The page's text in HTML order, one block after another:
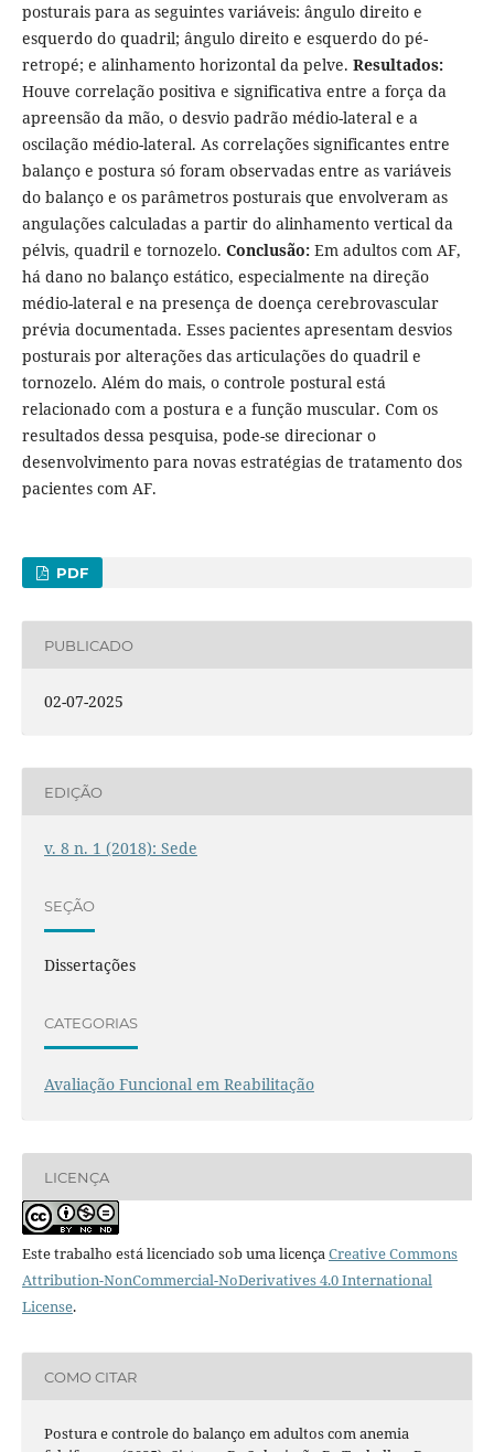
posturais para as seguintes variáveis: ângulo direito e
esquerdo do quadril; ângulo direito e esquerdo do pé-
retropé; e alinhamento horizontal da pelve. Resultados:
Houve correlação positiva e significativa entre a força da
apreensão da mão, o desvio padrão médio-lateral e a
oscilação médio-lateral. As correlações significantes entre
balanço e postura só foram observadas entre as variáveis
do balanço e os parâmetros posturais que envolveram as
angulações calculadas a partir do alinhamento vertical da
pélvis, quadril e tornozelo. Conclusão:Em adultos com AF,
há dano no balanço estático, especialmente na direção
médio-lateral e na presença de doença cerebrovascular
prévia documentada. Esses pacientes apresentam desvios
posturais por alterações das articulações do quadril e
tornozelo. Além do mais, o controle postural está
relacionado com a postura e a função muscular. Com os
resultados dessa pesquisa, pode-se direcionar o
desenvolvimento para novas estratégias de tratamento dos
pacientes com AF.
PDF
PUBLICADO
02-07-2025
EDIÇÃO
v. 8 n. 1 (2018): Sede
SEÇÃO
Dissertações
CATEGORIAS
Avaliação Funcional em Reabilitação
LICENÇA
Este trabalho está licenciado sob uma licençaCreative Commons
Attribution-NonCommercial-NoDerivatives 4.0 International
License.
COMO CITAR
Postura e controle do balanço em adultos com anemia